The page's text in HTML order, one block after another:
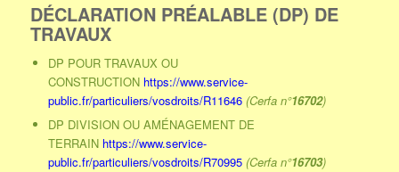
DÉCLARATION PRÉALABLE (DP) DE
TRAVAUX
DP POUR TRAVAUX OU
CONSTRUCTION https://www.service-
public.fr/particuliers/vosdroits/R11646 (Cerfa n°16702)
DP DIVISION OU AMÉNAGEMENT DE
TERRAIN https://www.service-
public.fr/particuliers/vosdroits/R70995 (Cerfa n°16703)